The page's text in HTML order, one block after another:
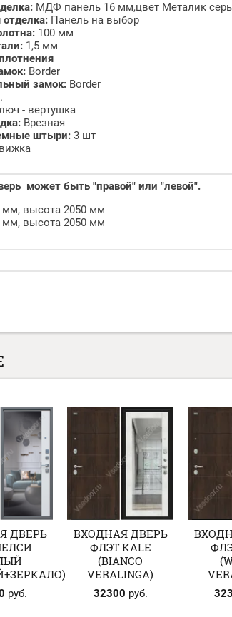
МДФ панель 16 мм,цвет Металик
отделка: Панель на выбор
100 мм
1,5 мм
Border
замок: Border
- вертушка
Врезная
штыри: 3 шт
может быть "правой" или "левой".
мм, высота 2050 мм
мм, высота 2050 мм
ДВЕРЬ
руб.
ВХОДНАЯ ДВЕРЬ
ФЛЭТ KALE
(BIANCO
VERALINGA)
32300 руб.